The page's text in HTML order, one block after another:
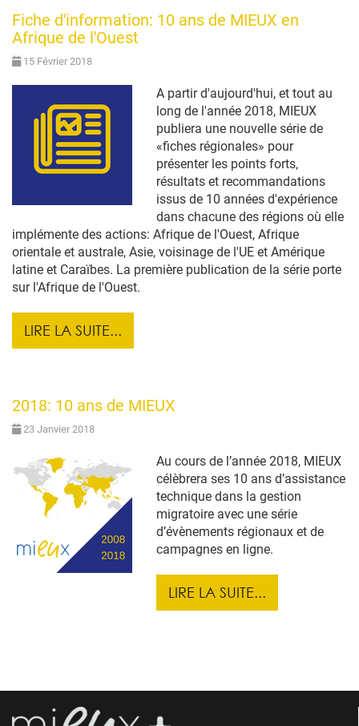
Fiche d'information: 10 ans de MIEUX en
Afrique de l'Ouest
15 Février 2018
A partir d'aujourd'hui, et tout au
long de l'année 2018, MIEUX
publiera une nouvelle série de
«fiches régionales» pour
présenter les points forts,
résultats et recommandations
issus de 10 années d'expérience
dans chacune des régions où elle
implémente des actions: Afrique de l'Ouest, Afrique
orientale et australe, Asie, voisinage de l'UE et Amérique
latine et Caraïbes. La première publication de la série porte
sur l'Afrique de l'Ouest.
LIRE LA SUITE...
2018: 10 ans de MIEUX
23 Janvier 2018
Au cours de l’année 2018, MIEUX
célèbrera ses 10 ans d’assistance
technique dans la gestion
migratoire avec une série
d’évènements régionaux et de
campagnes en ligne.
LIRE LA SUITE...